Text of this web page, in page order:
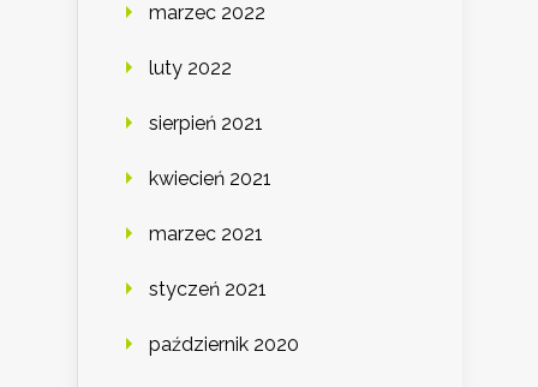
marzec 2022
luty 2022
sierpień 2021
kwiecień 2021
marzec 2021
styczeń 2021
październik 2020